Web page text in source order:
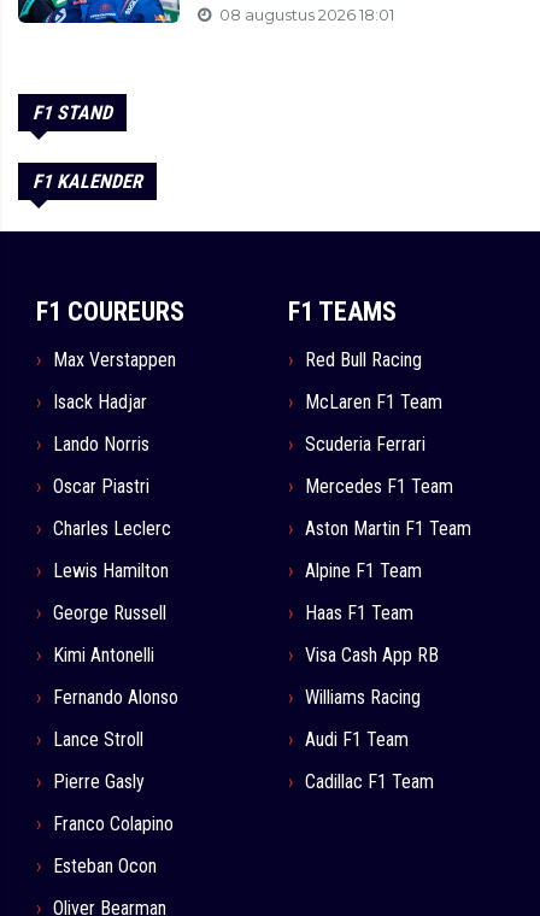
08 augustus 2026 18:01
F1 STAND
F1 KALENDER
F1 COUREURS
Max Verstappen
Isack Hadjar
Lando Norris
Oscar Piastri
Charles Leclerc
Lewis Hamilton
George Russell
Kimi Antonelli
Fernando Alonso
Lance Stroll
Pierre Gasly
Franco Colapino
Esteban Ocon
Oliver Bearman
F1 TEAMS
Red Bull Racing
McLaren F1 Team
Scuderia Ferrari
Mercedes F1 Team
Aston Martin F1 Team
Alpine F1 Team
Haas F1 Team
Visa Cash App RB
Williams Racing
Audi F1 Team
Cadillac F1 Team